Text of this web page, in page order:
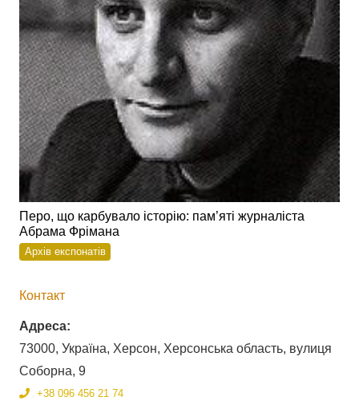
Перо, що карбувало історію: пам’яті журналіста
Абрама Фрімана
Архів експонатів
Контакт
Адреса:
73000, Україна, Херсон, Херсонська область, вулиця
Соборна, 9
+38 096 456 21 74